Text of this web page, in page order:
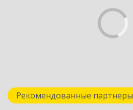
Рекомендованные партнеры